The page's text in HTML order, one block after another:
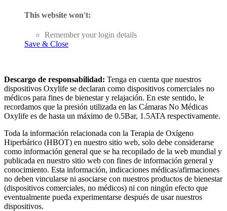
This website won't:
Remember your login details
Save & Close
Descargo de responsabilidad: Tenga en cuenta que nuestros
dispositivos Oxylife se declaran como dispositivos comerciales no
médicos para fines de bienestar y relajación. En este sentido, le
recordamos que la presión utilizada en las Cámaras No Médicas
Oxylife es de hasta un máximo de 0.5Bar, 1.5ATA respectivamente.
Toda la información relacionada con la Terapia de Oxígeno
Hiperbárico (HBOT) en nuestro sitio web, solo debe considerarse
como información general que se ha recopilado de la web mundial y
publicada en nuestro sitio web con fines de información general y
conocimiento. Esta información, indicaciones médicas/afirmaciones
no deben vincularse ni asociarse con nuestros productos de bienestar
(dispositivos comerciales, no médicos) ni con ningún efecto que
eventualmente pueda experimentarse después de usar nuestros
dispositivos.